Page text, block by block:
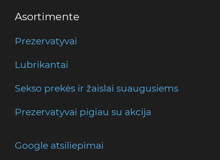
Asortimente
Prezervatyvai
Lubrikantai
Sekso prekės ir žaislai suaugusiems
Prezervatyvai pigiau su akcija
Google atsiliepimai